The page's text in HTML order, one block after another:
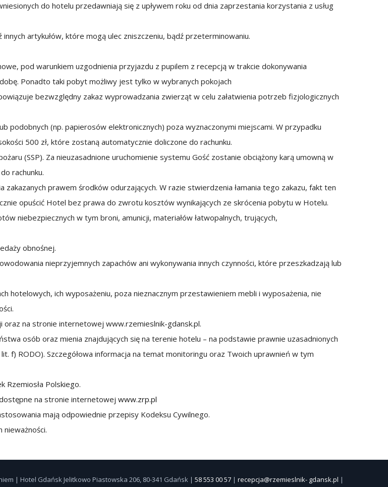
do hotelu przedawniają się z upływem roku od dnia zaprzestania korzystania z usług
artykułów, które mogą ulec zniszczeniu, bądź przeterminowaniu.
pod warunkiem uzgodnienia przyjazdu z pupilem z recepcją w trakcie dokonywania
Ponadto taki pobyt możliwy jest tylko w wybranych pokojach
bezwzględny zakaz wyprowadzania zwierząt w celu załatwienia potrzeb fizjologicznych
podobnych (np. papierosów elektronicznych) poza wyznaczonymi miejscami. W przypadku
500 zł, które zostaną automatycznie doliczone do rachunku.
(SSP). Za nieuzasadnione uruchomienie systemu Gość zostanie obciążony karą umowną w
rachunku.
zakazanych prawem środków odurzających. W razie stwierdzenia łamania tego zakazu, fakt ten
opuścić Hotel bez prawa do zwrotu kosztów wynikających ze skrócenia pobytu w Hotelu.
niebezpiecznych w tym broni, amunicji, materiałów łatwopalnych, trujących,
obnośnej.
nieprzyjemnych zapachów ani wykonywania innych czynności, które przeszkadzają lub
hotelowych, ich wyposażeniu, poza nieznacznym przestawieniem mebli i wyposażenia, nie
oraz na stronie internetowej www.rzemieslnik-gdansk.pl.
osób oraz mienia znajdujących się na terenie hotelu – na podstawie prawnie uzasadnionych
f) RODO). Szczegółowa informacja na temat monitoringu oraz Twoich uprawnień w tym
Polskiego.
na stronie internetowej www.zrp.pl
mają odpowiednie przepisy Kodeksu Cywilnego.
| Hotel Gdańsk Jelitkowo Piastowska 206, 80-341 Gdańsk | 58 553 00 57 | recepcja@rzemieslnik- gdansk.pl |